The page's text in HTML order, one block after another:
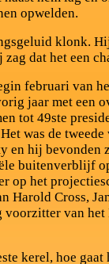
opwelden.
klonk.
dat het een
februari van
jaar met een
tot 49ste
was de
en hij bevonden
buitenverblijf
op het
Harold Cross,
voorzitter van
kerel, hoe